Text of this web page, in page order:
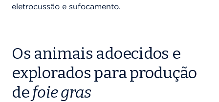
eletrocussão e sufocamento.
Os animais adoecidos e
explorados para produção
defoie gras